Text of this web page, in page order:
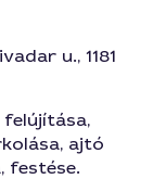
u., 1181
felújítása,
ajtó
festése.